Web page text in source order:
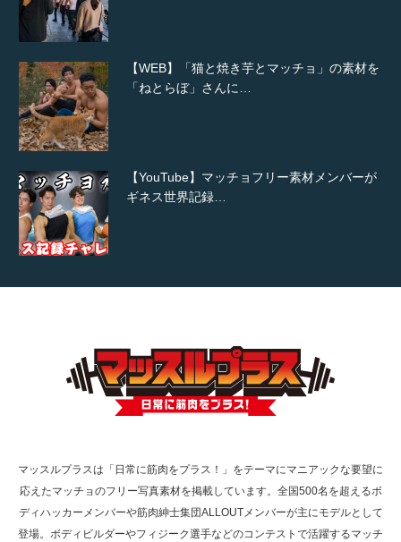
【WEB】「猫と焼き芋とマッチョ」の素材を
「ねとらぼ」さんに…
【YouTube】マッチョフリー素材メンバーが
ギネス世界記録…
【TV】TBS番組「ひるおび」にてマッスルプ
TOKYO FMラジオ番組「ONE MORNING」
で紹介さ…
た（6/8放送）
マッスルプラスは「日常に筋肉をプラス！」をテーマにマニアックな要望に
応えたマッチョのフリー写真素材を掲載しています。全国500名を超えるボ
ディハッカーメンバーや筋肉紳士集団ALLOUTメンバーが主にモデルとして
登場。ボディビルダーやフィジーク選手などのコンテストで活躍するマッチ